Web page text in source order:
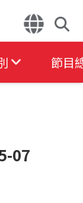
節目
07